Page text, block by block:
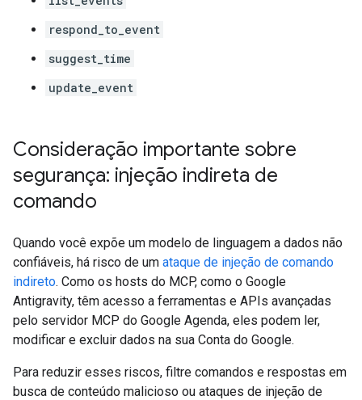
respond_to_event
suggest_time
update_event
Consideração importante sobre
segurança: injeção indireta de
comando
Quando você expõe um modelo de linguagem a dados não
confiáveis, há risco de um ataque de injeção de comando
indireto. Como os hosts do MCP, como o Google
Antigravity, têm acesso a ferramentas e APIs avançadas
pelo servidor MCP do Google Agenda, eles podem ler,
modificar e excluir dados na sua Conta do Google.
Para reduzir esses riscos, filtre comandos e respostas em
busca de conteúdo malicioso ou ataques de injeção de